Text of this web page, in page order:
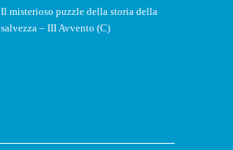
Il misterioso puzzle della storia della
salvezza – III Avvento (C)